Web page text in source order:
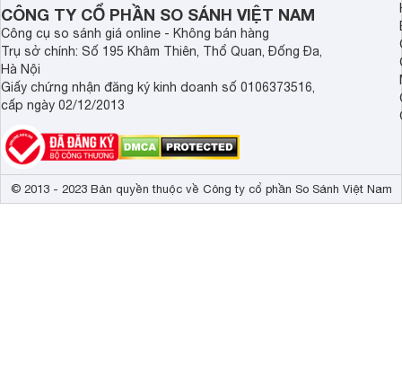
CÔNG TY CỔ PHẦN SO SÁNH VIỆT NAM
Công cụ so sánh giá online - Không bán hàng
Trụ sở chính: Số 195 Khâm Thiên, Thổ Quan, Đống Đa,
Hà Nội
Giấy chứng nhận đăng ký kinh doanh số 0106373516,
cấp ngày 02/12/2013
© 2013 - 2023 Bản quyền thuộc về Công ty cổ phần So Sánh Việt Nam